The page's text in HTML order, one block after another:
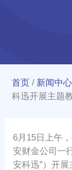
首页 / 新闻中心
科迅开展主题
6月15日上午
安财金公司一
安科迅”）开